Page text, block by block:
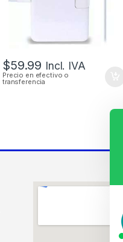
$59.99 Incl. IVA
Precio en efectivo o
transferencia